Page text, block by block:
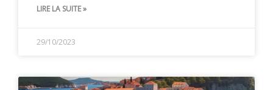
LIRE LA SUITE »
29/10/2023